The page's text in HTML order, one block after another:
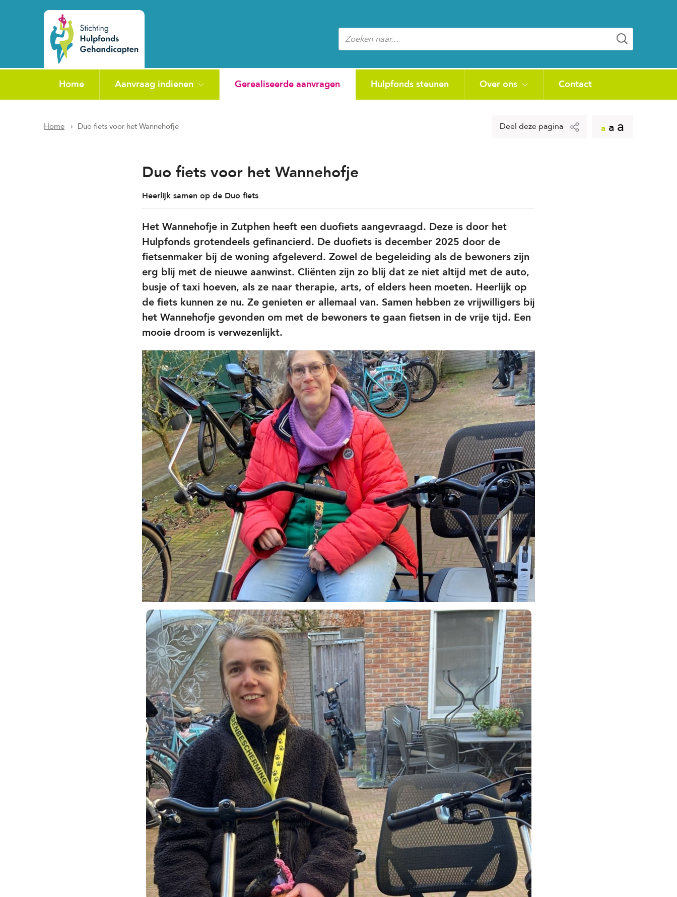
Zoeken
Home Aanvraag indienen Gerealiseerde aanvragen Hulpfonds steunen Over ons Contact
Home Duo fiets voor het Wannehofje Deel deze pagina a a a
Duo fiets voor het Wannehofje
Heerlijk samen op de Duo fiets
Het Wannehofje in Zutphen heeft een duofiets aangevraagd. Deze is door het
Hulpfonds grotendeels gefinancierd. De duofiets is december 2025 door de
fietsenmaker bij de woning afgeleverd. Zowel de begeleiding als de bewoners zijn
erg blij met de nieuwe aanwinst. Cliënten zijn zo blij dat ze niet altijd met de auto,
busje of taxi hoeven, als ze naar therapie, arts, of elders heen moeten. Heerlijk op
de fiets kunnen ze nu. Ze genieten er allemaal van. Samen hebben ze vrijwilligers bij
het Wannehofje gevonden om met de bewoners te gaan fietsen in de vrije tijd. Een
mooie droom is verwezenlijkt.